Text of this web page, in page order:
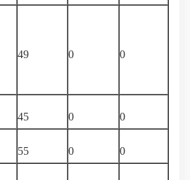
49 0 0
45 0 0
55 0 0